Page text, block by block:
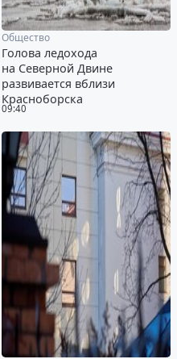
09:40
Общество
Голова ледохода
на Северной Двине
развивается вблизи
Красноборска